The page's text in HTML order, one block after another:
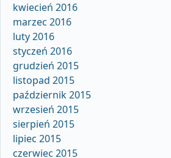
kwiecień 2016
marzec 2016
luty 2016
styczeń 2016
grudzień 2015
listopad 2015
październik 2015
wrzesień 2015
sierpień 2015
lipiec 2015
czerwiec 2015